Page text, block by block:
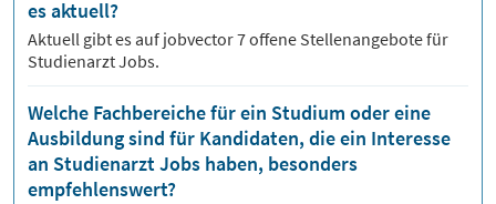
es aktuell?
Aktuell gibt es auf jobvector7offene Stellenangebote für
Studienarzt Jobs.
Welche Fachbereiche für ein Studium oder eine
Ausbildung sind für Kandidaten, die ein Interesse
an Studienarzt Jobs haben, besonders
empfehlenswert?